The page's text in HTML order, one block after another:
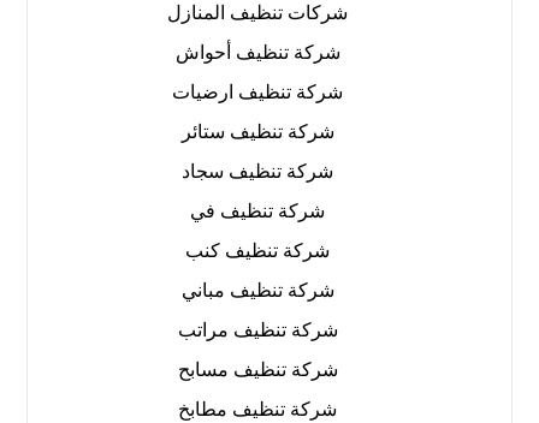
شركات تنظيف المنازل
شركة تنظيف أحواش
شركة تنظيف ارضيات
شركة تنظيف ستائر
شركة تنظيف سجاد
شركة تنظيف في
شركة تنظيف كنب
شركة تنظيف مباني
شركة تنظيف مراتب
شركة تنظيف مسابح
شركة تنظيف مطابخ